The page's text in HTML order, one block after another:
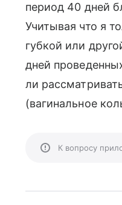
период 40 дней
Учитывая что я
губкой или
дней
ли
(вагинальное
К вопросу